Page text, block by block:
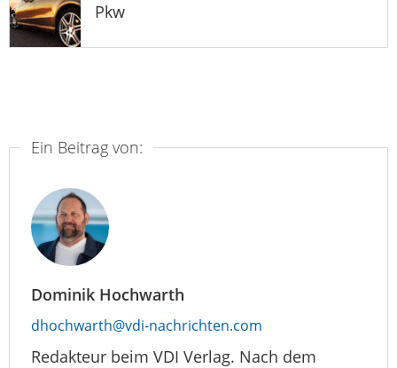
Pkw
Ein Beitrag von:
Dominik Hochwarth
dhochwarth@vdi-nachrichten.com
Redakteur beim VDI Verlag. Nach dem